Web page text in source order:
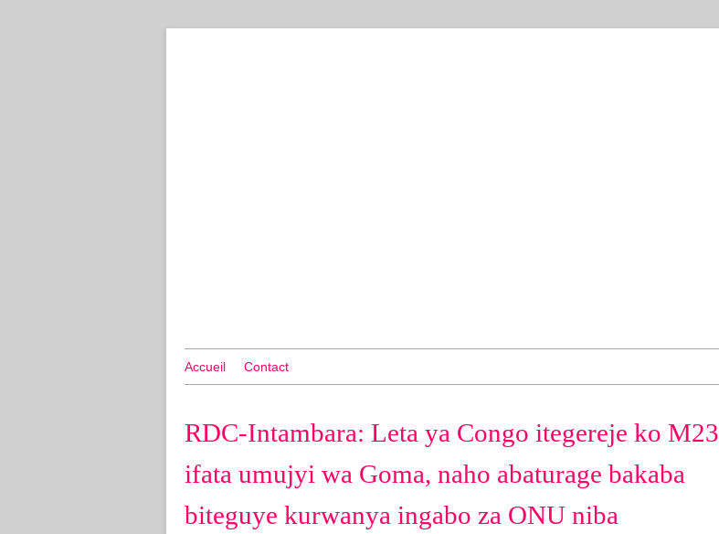
Accueil Contact
RDC-Intambara: Leta ya Congo itegereje ko M23
ifata umujyi wa Goma, naho abaturage bakaba
biteguye kurwanya ingabo za ONU niba